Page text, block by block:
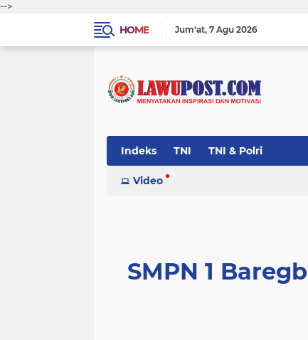
-->
HOME
Jum'at 7 Agu 2026
Indeks TNI TNI & Polri
Video
SMPN 1